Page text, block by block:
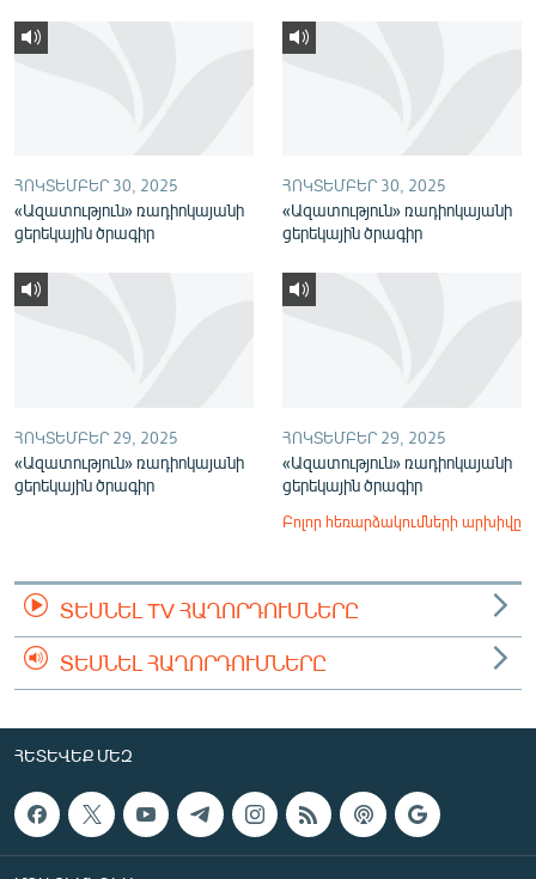
ՀՈԿՏԵՄԲԵՐ 30, 2025
«Ազատություն» ռադիոկայանի
ցերեկային ծրագիր
ՀՈԿՏԵՄԲԵՐ 30, 2025
«Ազատություն» ռադիոկայանի
ցերեկային ծրագիր
ՀՈԿՏԵՄԲԵՐ 29, 2025
«Ազատություն» ռադիոկայանի
ցերեկային ծրագիր
ՀՈԿՏԵՄԲԵՐ 29, 2025
«Ազատություն» ռադիոկայանի
ցերեկային ծրագիր
Բոլոր հեռարձակումների արխիվը
ՏԵՍՆԵԼ TV ՀԱՂՈՐԴՈՒՄՆԵՐԸ
ՏԵՍՆԵԼ ՀԱՂՈՐԴՈՒՄՆԵՐԸ
ՀԵՏԵՎԵՔ ՄԵԶ